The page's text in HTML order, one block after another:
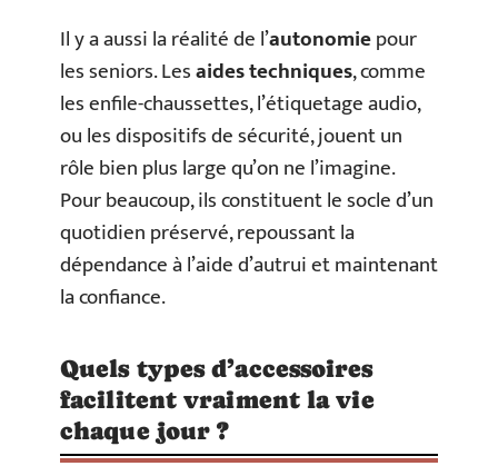
Il y a aussi la réalité de l’autonomiepour
les seniors. Lesaides techniques, comme
les enfile-chaussettes, l’étiquetage audio,
ou les dispositifs de sécurité, jouent un
rôle bien plus large qu’on ne l’imagine.
Pour beaucoup, ils constituent le socle d’un
quotidien préservé, repoussant la
dépendance à l’aide d’autrui et maintenant
la confiance.
Quels types d’accessoires
facilitent vraiment la vie
chaque jour ?